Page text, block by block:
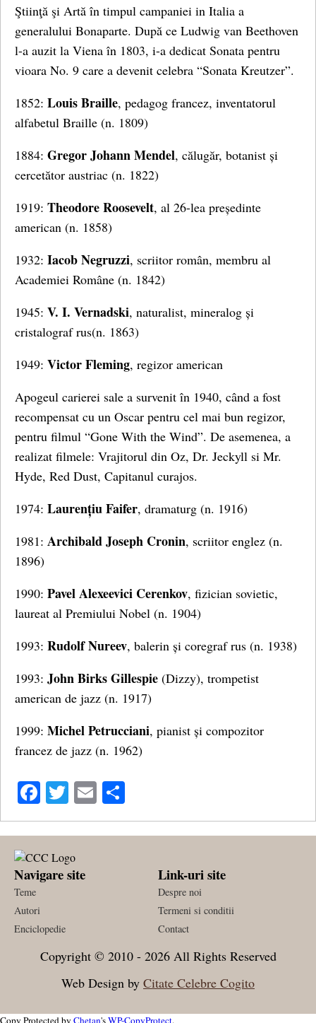
Ştiinţă şi Artă în timpul campaniei in Italia a
generalului Bonaparte. După ce Ludwig van Beethoven
l-a auzit la Viena în 1803, i-a dedicat Sonata pentru
vioara No. 9 care a devenit celebra “Sonata Kreutzer”.
1852: Louis Braille, pedagog francez, inventatorul
alfabetul Braille (n. 1809)
1884: Gregor Johann Mendel, călugăr, botanist și
cercetător austriac (n. 1822)
1919: Theodore Roosevelt, al 26-lea președinte
american (n. 1858)
1932: Iacob Negruzzi, scriitor român, membru al
Academiei Române (n. 1842)
1945: V. I. Vernadski, naturalist, mineralog și
cristalograf rus(n. 1863)
1949: Victor Fleming, regizor american
Apogeul carierei sale a survenit în 1940, când a fost
recompensat cu un Oscar pentru cel mai bun regizor,
pentru filmul “Gone With the Wind”. De asemenea, a
realizat filmele: Vrajitorul din Oz, Dr. Jeckyll si Mr.
Hyde, Red Dust, Capitanul curajos.
1974: Laurențiu Faifer, dramaturg (n. 1916)
1981: Archibald Joseph Cronin, scriitor englez (n.
1896)
1990: Pavel Alexeevici Cerenkov, fizician sovietic,
laureat al Premiului Nobel (n. 1904)
1993: Rudolf Nureev, balerin și coregraf rus (n. 1938)
1993: John Birks Gillespie (Dizzy), trompetist
american de jazz (n. 1917)
1999: Michel Petrucciani, pianist și compozitor
francez de jazz (n. 1962)
Facebook
Twitter
Email
Navigare site
Teme
Autori
Enciclopedie
Link-uri site
Despre noi
Termeni si conditii
Contact
Copyright © 2010 - 2026 All Rights Reserved
Web Design by Citate Celebre Cogito